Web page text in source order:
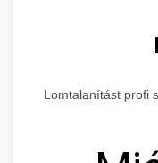
Lomtalanítást profi